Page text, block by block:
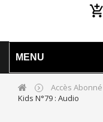
MENU
Accès Abonné
Kids N°79 : Audio